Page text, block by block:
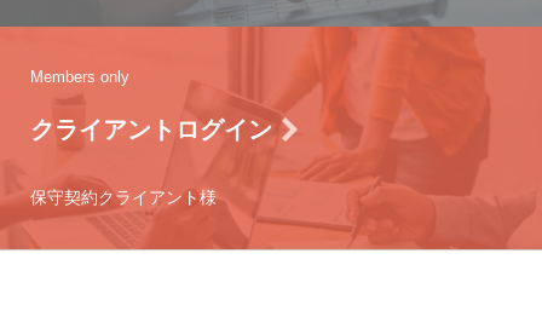
Members only
クライアントログイン
保守契約クライアント様